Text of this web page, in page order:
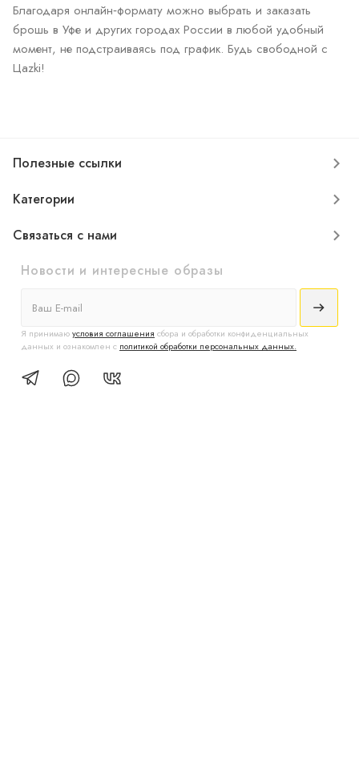
Благодаря онлайн‑формату можно выбрать и заказать
брошь в Уфе и других городах России в любой удобный
момент, не подстраиваясь под график. Будь свободной с
Цаzki!
Полезные ссылки
Категории
Связаться с нами
Новости и интересные образы
Я принимаюусловия соглашения сбора и обработки конфиденциальных
данных и ознакомлен с политикой обработки персональных данных.